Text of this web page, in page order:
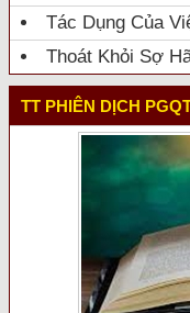
Tác Dụng Của
Thoát Khỏi Sợ
TT PHIÊN DỊCH